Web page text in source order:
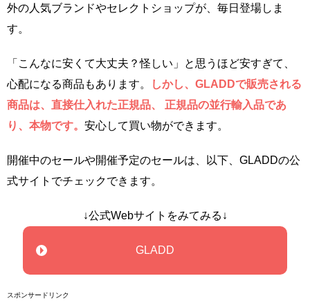
外の人気ブランドやセレクトショップが、毎日登場しま
す。
「こんなに安くて大丈夫？怪しい」と思うほど安すぎて、
心配になる商品もあります。
しかし、GLADDで販売される
商品は、直接仕入れた正規品、 正規品の並行輸入品であ
り、本物です。 安心して買い物ができます。
開催中のセールや開催予定のセールは、以下、GLADDの公
式サイトでチェックできます。
↓公式Webサイトをみてみる↓
GLADD
スポンサードリンク